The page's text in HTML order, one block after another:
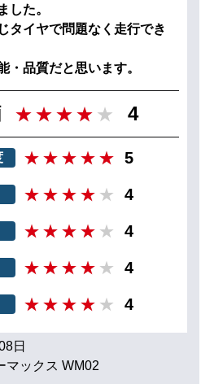
した。
タイヤで問題なく走行でき
・品質だと思います。
4
5
4
4
4
4
日
マックス WM02